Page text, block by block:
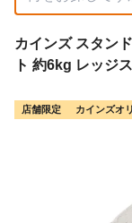
カインズ スタン
ト 約6kg レッジ
店舗限定 カインズオ